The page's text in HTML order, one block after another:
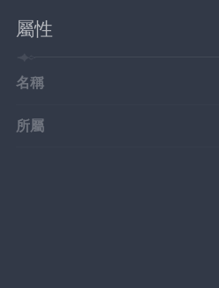
屬性
名稱
所屬